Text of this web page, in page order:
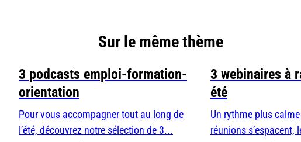
Sur le même thème
3 podcasts emploi-formation-
orientation
Pour vous accompagner tout au long de
l’été, découvrez notre sélection de 3...
3 webinaires à
été
Un rythme plus
réunions s’espacent,